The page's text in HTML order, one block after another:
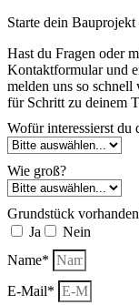
Starte dein
Hast du Fragen oder
Kontaktformular und
melden uns so
für Schritt zu deinem
Wofür interessierst du
Wie groß?
Grundstück
Ja
Nein
Name*
E-Mail*